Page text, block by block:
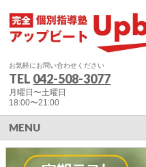
お気軽にお問い合わせください
TEL 042-508-3077
月曜日〜土曜日
18:00〜21:00
MENU